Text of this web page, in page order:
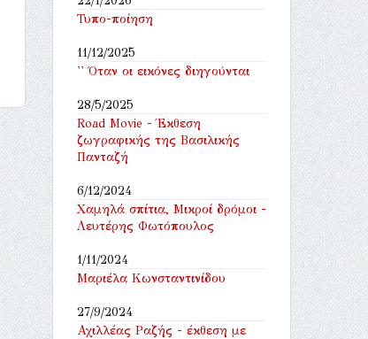
Τυπο-ποίηση
11/12/2025
'' Όταν οι εικόνες διηγούνται
28/5/2025
Road Movie - Έκθεση
ζωγραφικής της Βασιλικής
Πανταζή
6/12/2024
Χαμηλά σπίτια, Μικροί δρόμοι -
Λευτέρης Φωτόπουλος
1/11/2024
Μαριέλα Κωνσταντινίδου
27/9/2024
Αχιλλέας Ραζής - έκθεση με